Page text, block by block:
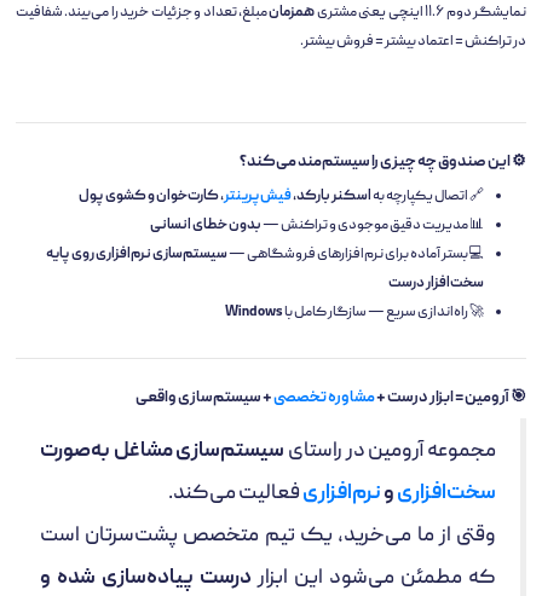
نمایشگر دوم ۱۱.۶ اینچی یعنی مشتری همزمانمبلغ، تعداد و جزئیات خرید را می‌بیند. شفافیت
در تراکنش = اعتماد بیشتر = فروش بیشتر.
⚙️ این صندوق چه چیزی را سیستم‌مند می‌کند؟
🔗 اتصال یکپارچه بهاسکنر بارکد،فیش‌پرینتر، کارت‌خوان و کشوی پول
📊 مدیریت دقیق موجودی و تراکنش —بدون خطای انسانی
💻 بستر آماده برای نرم‌افزارهای فروشگاهی —سیستم‌سازی نرم‌افزاری روی پایه
سخت‌افزار درست
🚀 راه‌اندازی سریع — سازگار کامل باWindows
🎯 آرومین = ابزار درست +مشاوره تخصصی+ سیستم‌سازی واقعی
مجموعه آرومین در راستای سیستم‌سازی مشاغل به‌صورت
سخت‌افزاریونرم‌افزاریفعالیت می‌کند.
وقتی از ما می‌خرید، یک تیم متخصص پشت‌سرتان است
که مطمئن می‌شود این ابزار درست پیاده‌سازی شده و